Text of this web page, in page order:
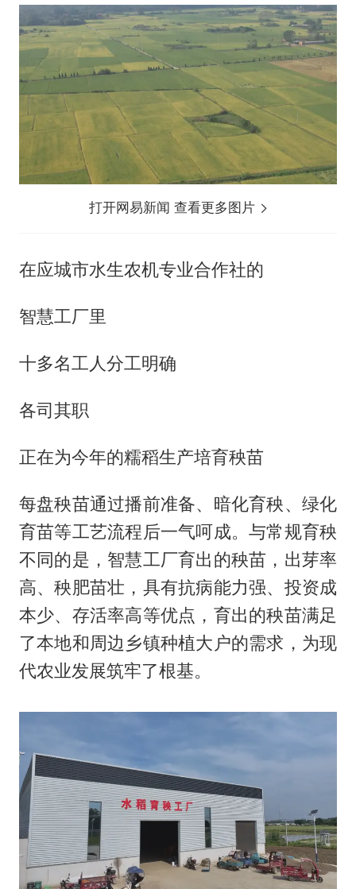
打开网易新闻 查看更多图片
在应城市水生农机专业合作社的
智慧工厂里
十多名工人分工明确
各司其职
正在为今年的糯稻生产培育秧苗
每盘秧苗通过播前准备、暗化育秧、绿化
育苗等工艺流程后一气呵成。与常规育秧
不同的是，智慧工厂育出的秧苗，出芽率
高、秧肥苗壮，具有抗病能力强、投资成
本少、存活率高等优点，育出的秧苗满足
了本地和周边乡镇种植大户的需求，为现
代农业发展筑牢了根基。